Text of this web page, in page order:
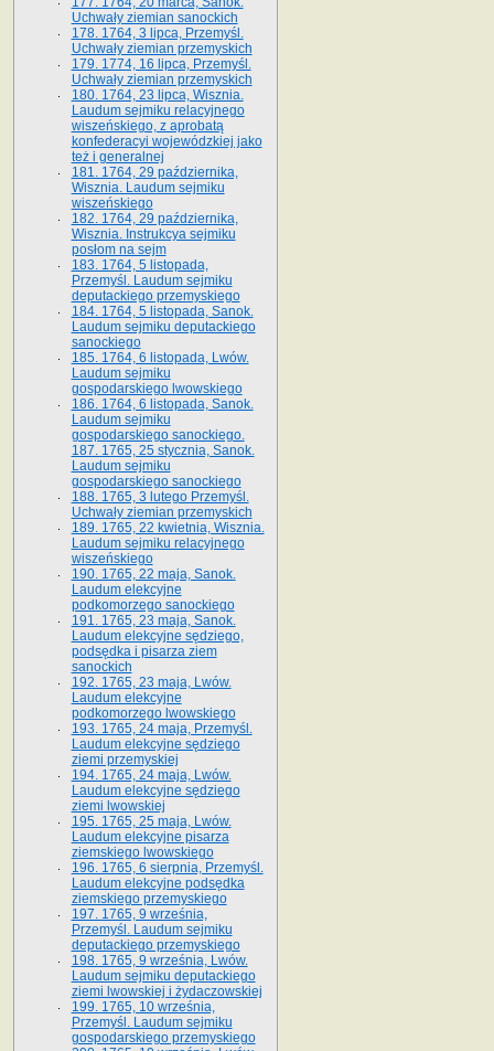
Uchwały ziemian sanockich
178. 1764, 3 lipca, Przemyśl.
Uchwały ziemian przemyskich
179. 1774, 16 lipca, Przemyśl.
Uchwały ziemian przemyskich
180. 1764, 23 lipca, Wisznia.
Laudum sejmiku relacyjnego
wiszeńskiego, z aprobatą
konfederacyi wojewódzkiej jako
też i generalnej
181. 1764, 29 października,
Wisznia. Laudum sejmiku
wiszeńskiego
182. 1764, 29 października,
Wisznia. Instrukcya sejmiku
posłom na sejm
183. 1764, 5 listopada,
Przemyśl. Laudum sejmiku
deputackiego przemyskiego
184. 1764, 5 listopada, Sanok.
Laudum sejmiku deputackiego
sanockiego
185. 1764, 6 listopada, Lwów.
Laudum sejmiku
gospodarskiego lwowskiego
186. 1764, 6 listopada, Sanok.
Laudum sejmiku
gospodarskiego sanockiego.
187. 1765, 25 stycznia, Sanok.
Laudum sejmiku
gospodarskiego sanockiego
188. 1765, 3 lutego Przemyśl.
Uchwały ziemian przemyskich
189. 1765, 22 kwietnia, Wisznia.
Laudum sejmiku relacyjnego
wiszeńskiego
190. 1765, 22 maja, Sanok.
Laudum elekcyjne
podkomorzego sanockiego
191. 1765, 23 maja, Sanok.
Laudum elekcyjne sędziego,
podsędka i pisarza ziem
sanockich
192. 1765, 23 maja, Lwów.
Laudum elekcyjne
podkomorzego lwowskiego
193. 1765, 24 maja, Przemyśl.
Laudum elekcyjne sędziego
ziemi przemyskiej
194. 1765, 24 maja, Lwów.
Laudum elekcyjne sędziego
ziemi lwowskiej
195. 1765, 25 maja, Lwów.
Laudum elekcyjne pisarza
ziemskiego lwowskiego
196. 1765, 6 sierpnia, Przemyśl.
Laudum elekcyjne podsędka
ziemskiego przemyskiego
197. 1765, 9 września,
Przemyśl. Laudum sejmiku
deputackiego przemyskiego
198. 1765, 9 września, Lwów.
Laudum sejmiku deputackiego
ziemi lwowskiej i żydaczowskiej
199. 1765, 10 września,
Przemyśl. Laudum sejmiku
gospodarskiego przemyskiego